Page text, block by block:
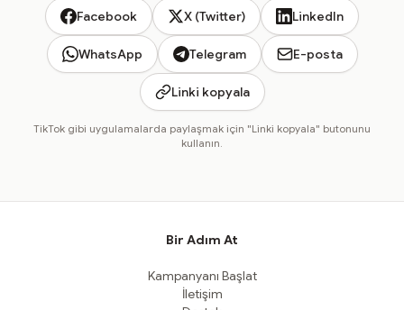
Facebook X (Twitter) LinkedIn
WhatsApp Telegram E-posta
Linki kopyala
TikTok gibi uygulamalarda paylaşmak için "Linki kopyala" butonunu
kullanın.
Bir Adım At
Kampanyanı Başlat
İletişim